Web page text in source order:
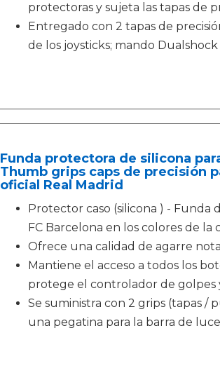
protectoras y sujeta las tapas de
Entregado con 2 tapas de
de los joysticks; mando
Funda protectora de silicona
Thumb grips caps de precisión
oficial Real Madrid
Protector caso (silicona ) - Funda
FC Barcelona en los colores de la
Ofrece una calidad de agarre
Mantiene el acceso a todos los
protege el controlador de golpes
Se suministra con 2 grips (tapas /
una pegatina para la barra de